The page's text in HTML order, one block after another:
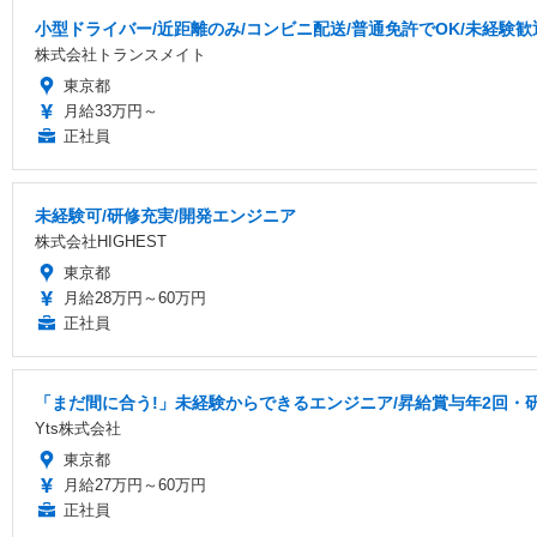
小型ドライバー/近距離のみ/コンビニ配送/普通免許でOK/未経験歓
株式会社トランスメイト
東京都
月給33万円～
正社員
未経験可/研修充実/開発エンジニア
株式会社HIGHEST
東京都
月給28万円～60万円
正社員
「まだ間に合う!」未経験からできるエンジニア/昇給賞与年2回・
Yts株式会社
東京都
月給27万円～60万円
正社員